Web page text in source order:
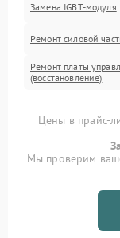
Замена IGBT-модуля
Ремонт силовой
Ремонт платы
(восстановление)
Цены в прайс-
Мы проверим